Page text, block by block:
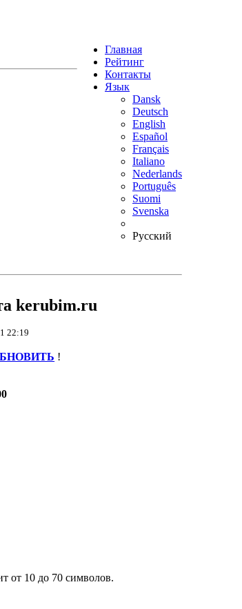
Главная
Рейтинг
Контакты
Язык
Dansk
Deutsch
English
Español
Français
Italiano
Nederlands
Português
Suomi
Svenska
Русский
kerubim.ru
22:19
!
от 10 до 70 символов.